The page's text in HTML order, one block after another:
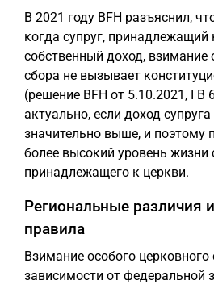
В 2021 году BFH разъяснил,
когда супруг, принадлежащий
собственный доход, взимание
сбора не вызывает
(решение BFH от 5.10.2021, I B
актуально, если доход
значительно выше, и поэтому
более высокий уровень жизни
принадлежащего к церкви.
Региональные различия
правила
Взимание особого церковного
зависимости от федеральной